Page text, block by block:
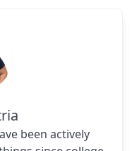
been actively